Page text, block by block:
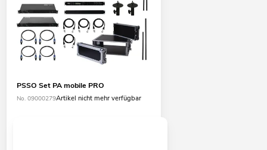
PSSO Set PA mobile PRO
No. 09000279Artikel nicht mehr verfügbar